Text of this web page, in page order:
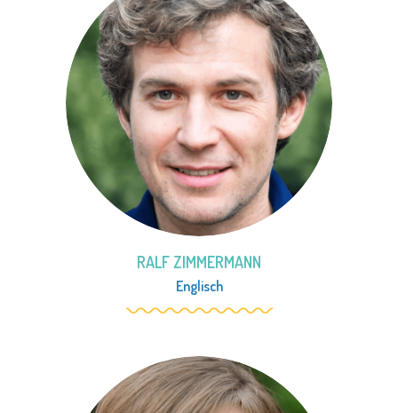
RALF ZIMMERMANN
Englisch